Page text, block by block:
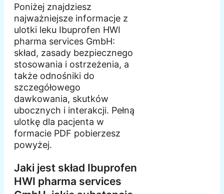
Poniżej znajdziesz
najważniejsze informacje z
ulotki leku Ibuprofen HWI
pharma services GmbH:
skład, zasady bezpiecznego
stosowania i ostrzeżenia, a
także odnośniki do
szczegółowego
dawkowania, skutków
ubocznych i interakcji. Pełną
ulotkę dla pacjenta w
formacie PDF pobierzesz
powyżej.
Jaki jest skład Ibuprofen
HWI pharma services